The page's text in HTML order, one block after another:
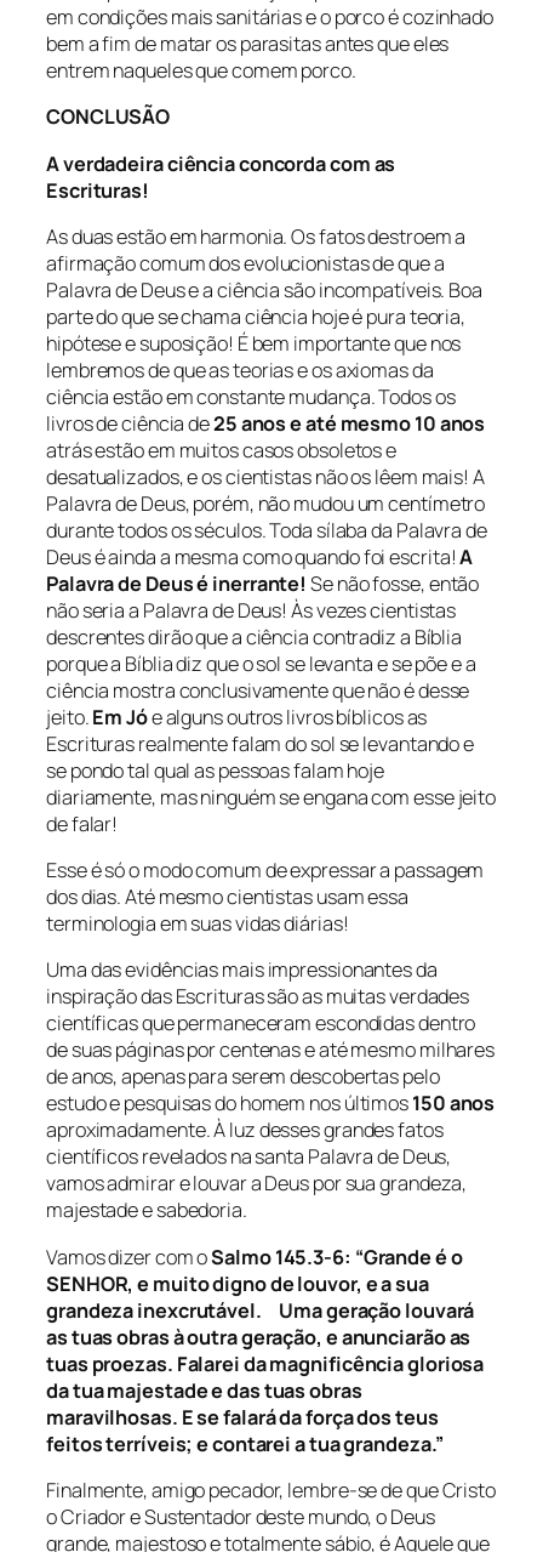
em condições mais sanitárias e o porco é cozinhado
bem a fim de matar os parasitas antes que eles
entrem naqueles que comem porco.
CONCLUSÃO
A verdadeira ciência concorda com as
Escrituras!
As duas estão em harmonia. Os fatos destroem a
afirmação comum dos evolucionistas de que a
Palavra de Deus e a ciência são incompatíveis. Boa
parte do que se chama ciência hoje é pura teoria,
hipótese e suposição! É bem importante que nos
lembremos de que as teorias e os axiomas da
ciência estão em constante mudança. Todos os
livros de ciência de25 anos e até mesmo 10 anos
atrás estão em muitos casos obsoletos e
desatualizados, e os cientistas não os lêem mais! A
Palavra de Deus, porém, não mudou um centímetro
durante todos os séculos. Toda sílaba da Palavra de
Deus é ainda a mesma como quando foi escrita!A
Palavra de Deus é inerrante! Se não fosse, então
não seria a Palavra de Deus! Às vezes cientistas
descrentes dirão que a ciência contradiz a Bíblia
porque a Bíblia diz que o sol se levanta e se põe e a
ciência mostra conclusivamente que não é desse
jeito.Em Jóe alguns outros livros bíblicos as
Escrituras realmente falam do sol se levantando e
se pondo tal qual as pessoas falam hoje
diariamente, mas ninguém se engana com esse jeito
de falar!
Esse é só o modo comum de expressar a passagem
dos dias. Até mesmo cientistas usam essa
terminologia em suas vidas diárias!
Uma das evidências mais impressionantes da
inspiração das Escrituras são as muitas verdades
científicas que permaneceram escondidas dentro
de suas páginas por centenas e até mesmo milhares
de anos, apenas para serem descobertas pelo
estudo e pesquisas do homem nos últimos150 anos
aproximadamente. À luz desses grandes fatos
científicos revelados na santa Palavra de Deus,
vamos admirar e louvar a Deus por sua grandeza,
majestade e sabedoria.
Vamos dizer com oSalmo 145.3-6: “Grande é o
SENHOR, e muito digno de louvor, e a sua
grandeza inexcrutável. Uma geração louvará
as tuas obras à outra geração, e anunciarão as
tuas proezas. Falarei da magnificência gloriosa
da tua majestade e das tuas obras
maravilhosas. E se falará da força dos teus
feitos terríveis; e contarei a tua grandeza.”
Finalmente, amigo pecador, lembre-se de que Cristo
o Criador e Sustentador deste mundo, o Deus
grande, majestoso e totalmente sábio, é Aquele que